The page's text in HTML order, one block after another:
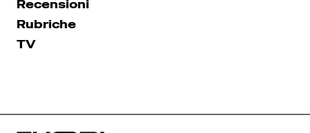
Recensioni
Rubriche
TV